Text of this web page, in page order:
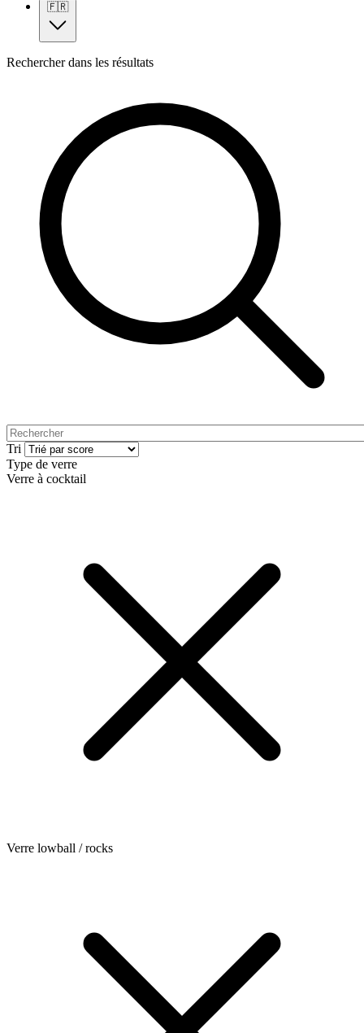
🇫🇷
Rechercher dans les résultats
Tri
Type de verre
Verre à cocktail
Verre lowball / rocks